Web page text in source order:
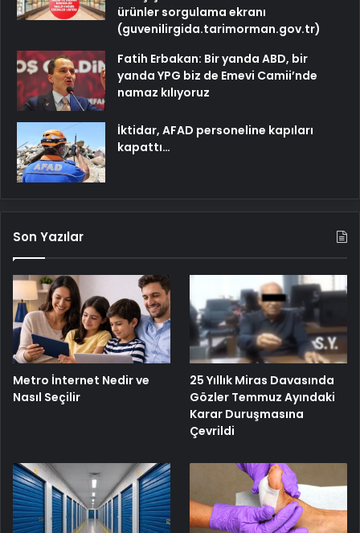
ürünler sorgulama ekranı
(guvenilirgida.tarimorman.gov.tr)
Fatih Erbakan: Bir yanda ABD, bir
yanda YPG biz de Emevi Camii’nde
namaz kılıyoruz
İktidar, AFAD personeline kapıları
kapattı…
Son Yazılar
Metro İnternet Nedir ve
Nasıl Seçilir
25 Yıllık Miras Davasında
Gözler Temmuz Ayındaki
Karar Duruşmasına
Çevrildi